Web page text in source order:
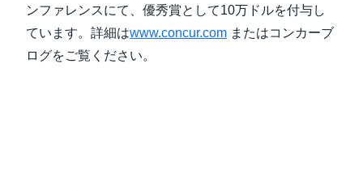
ンファレンスにて、優秀賞として10万ドルを付与し
ています。詳細はwww.concur.com またはコンカーブ
ログをご覧ください。